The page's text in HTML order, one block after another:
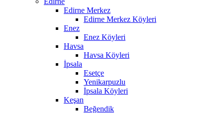
Edirne Merkez
Edirne Merkez Köyleri
Enez
Enez Köyleri
Havsa
Havsa Köyleri
İpsala
Esetçe
Yenikarpuzlu
İpsala Köyleri
Keşan
Beğendik